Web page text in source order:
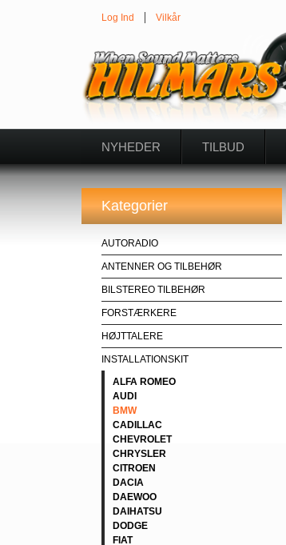
Log Ind Vilkår
NYHEDER TILBUD
Kategorier
AUTORADIO
ANTENNER OG TILBEHØR
BILSTEREO TILBEHØR
FORSTÆRKERE
HØJTTALERE
INSTALLATIONSKIT
ALFA ROMEO
AUDI
BMW
CADILLAC
CHEVROLET
CHRYSLER
CITROEN
DACIA
DAEWOO
DAIHATSU
DODGE
FIAT